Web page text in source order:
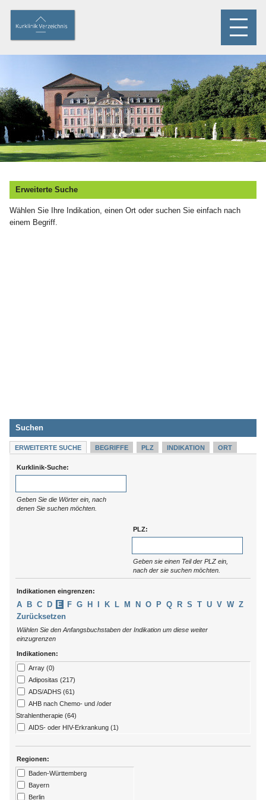
Erweiterte Suche
Wählen Sie Ihre Indikation, einen Ort oder suchen Sie einfach nach
einem Begriff.
Suchen
ERWEITERTE SUCHE BEGRIFFE PLZ INDIKATION ORT
Kurklinik-Suche:
Geben Sie die Wörter ein, nach
denen Sie suchen möchten.
PLZ:
Geben sie einen Teil der PLZ ein,
nach der sie suchen möchten.
Indikationen eingrenzen:
A B C D E F G H K L M N O P Q R S T U V W Z
Zurücksetzen
Wählen Sie den Anfangsbuchstaben der Indikation um diese weiter
einzugrenzen
Indikationen:
Array (0)
Adipositas (217)
ADS/ADHS (61)
AHB nach Chemo- und /oder
Strahlentherapie (64)
AIDS- oder HIV-Erkrankung (1)
Alzheimer (13)
Amputation (176)
Angststörungen (273)
Regionen:
Baden-Württemberg
Bayern
Berlin